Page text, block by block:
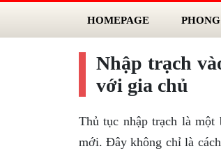
HOMEPAGE
Nhập trạch
với gia chủ
Thủ tục nhập trạch là một
mới. Đây không chỉ là